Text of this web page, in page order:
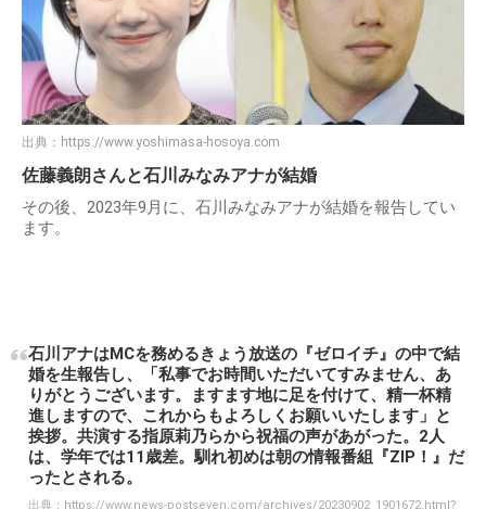
出典： https://www.yoshimasa-hosoya.com
佐藤義朗さんと石川みなみアナが結婚
その後、2023年9月に、石川みなみアナが結婚を報告してい
ます。
石川アナはMCを務めるきょう放送の『ゼロイチ』の中で結
婚を生報告し、「私事でお時間いただいてすみません、あ
りがとうございます。ますます地に足を付けて、精一杯精
進しますので、これからもよろしくお願いいたします」と
挨拶。共演する指原莉乃らから祝福の声があがった。2人
は、学年では11歳差。馴れ初めは朝の情報番組『ZIP！』だ
ったとされる。
出典： https://www.news-postseven.com/archives/20230902_1901672.html?